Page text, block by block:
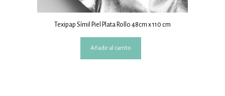
Texipap Símil Piel Plata Rollo 48cm x 110 cm
Añadir al carrito